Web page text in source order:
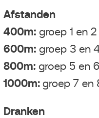
Afstanden
400m:groep 1 en 2
600m:groep 3 en
800m:groep 5 en 6
1000m: groep 7 en
Dranken